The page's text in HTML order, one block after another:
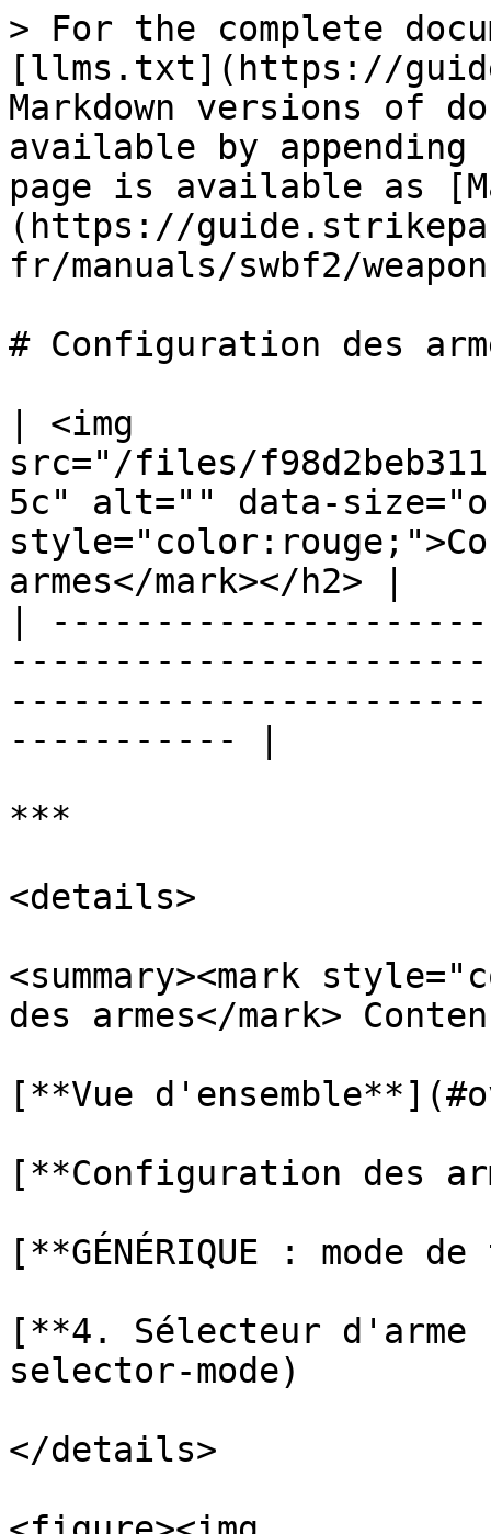
> For the complete
[llms.txt](https://
Markdown versions of
available by
page is available as
(https://
fr/manuals/swbf2/
# Configuration des
| <img
src="/files/
5c" alt="" data-
armes</mark></h2> |
|
----------- |
***
<details>
<summary><mark
des armes</mark>
[**Vue
[**Configuration des
[**GÉNÉRIQUE :
[**4. Sélecteur d'arme
selector-mode)
</details>